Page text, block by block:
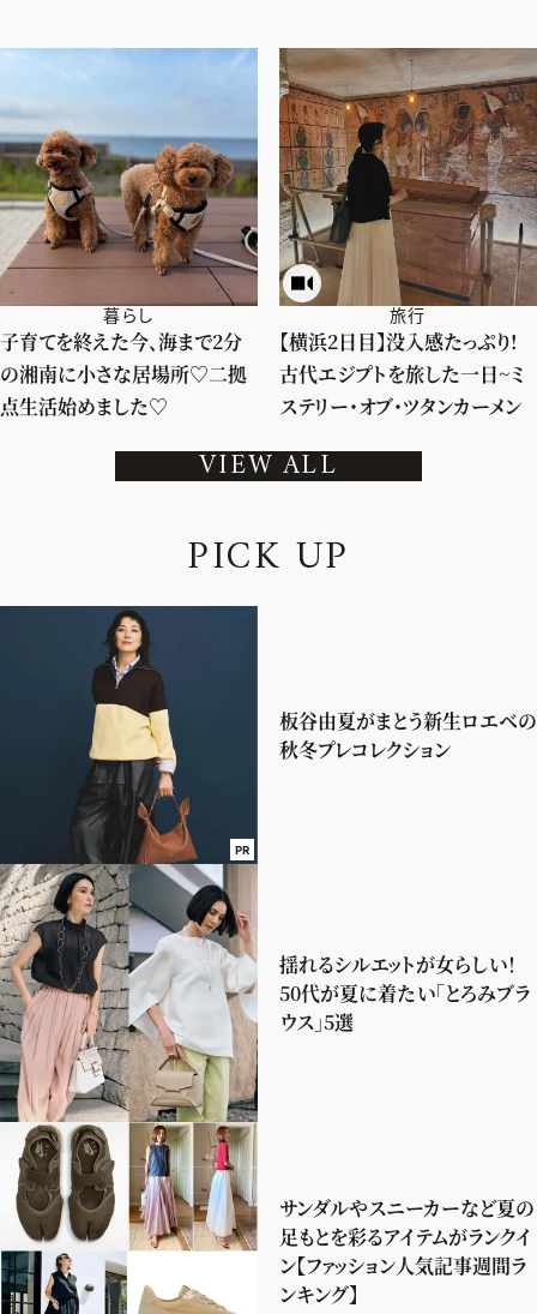
暮らし
子育てを終えた今、海まで2分
の湘南に小さな居場所♡二拠
点生活始めました♡
旅行
【横浜2日目】没入感たっぷり!
古代エジプトを旅した一日~ミ
ステリー・オブ・ツタンカーメン
VIEW ALL
PICK UP
PR
板谷由夏がまとう新生ロエベの
秋冬プレコレクション
揺れるシルエットが女らしい！
50代が夏に着たい「とろみブラ
ウス」5選
サンダルやスニーカーなど夏の
足もとを彩るアイテムがランクイ
ン【ファッション人気記事週間ラ
ンキング】